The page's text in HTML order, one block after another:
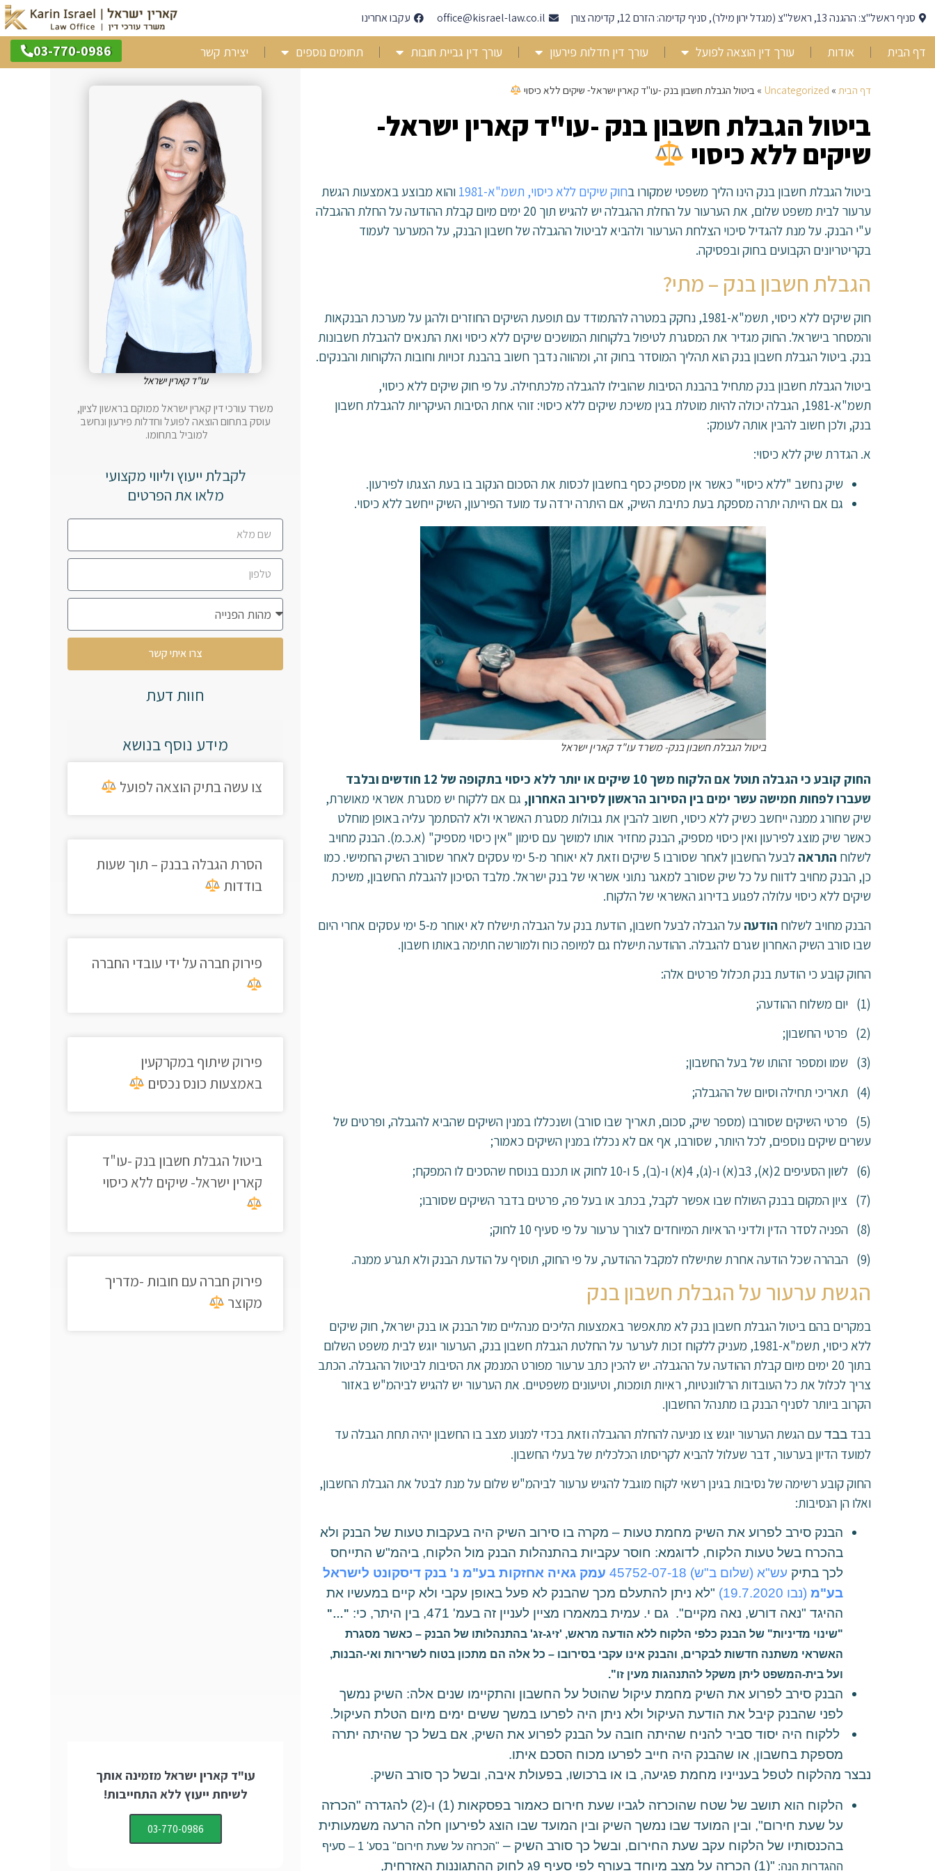
סניף ראשל"צ: ההגנה 13, ראשל"צ (מגדל ירון מילר), סניף קדימה: הזרם 12, קדימה צורן office@kisrael-law.co.il עקבו אחרינו
דף הבית אודות עורך דין הוצאה לפועל עורך דין חדלות פירעון עורך דין גביית חובות תחומים נוספים יצירת קשר 03-770-0986
דף הבית »
Uncategorized
» ביטול הגבלת חשבון בנק -עו"ד קארין ישראל- שיקים ללא כיסוי
ביטול הגבלת חשבון בנק -עו"ד קארין ישראל-
שיקים ללא כיסוי
ביטול הגבלת חשבון בנק הינו הליך משפטי שמקורו בחוק שיקים ללא כיסוי, תשמ"א-1981
והוא מבוצע באמצעות הגשת
ערעור לבית משפט שלום, את הערעור על החלת ההגבלה יש להגיש תוך 20 ימים מיום קבלת ההודעה על החלת ההגבלה
ע"י הבנק. על מנת להגדיל סיכוי הצלחת הערעור ולהביא לביטול ההגבלה של חשבון הבנק, על המערער לעמוד
בקריטריונים הקבועים בחוק ובפסיקה.
הגבלת חשבון בנק – מתי?
חוק שיקים ללא כיסוי, תשמ"א-1981, נחקק במטרה להתמודד עם תופעת השיקים החוזרים ולהגן על מערכת הבנקאות
והמסחר בישראל. החוק מגדיר את המסגרת לטיפול בלקוחות המושכים שיקים ללא כיסוי ואת התנאים להגבלת חשבונות
בנק. ביטול הגבלת חשבון בנק הוא תהליך המוסדר בחוק זה, ומהווה נדבך חשוב בהבנת זכויות וחובות הלקוחות והבנקים.
ביטול הגבלת חשבון בנק מתחיל בהבנת הסיבות שהובילו להגבלה מלכתחילה. על פי חוק שיקים ללא כיסוי,
תשמ"א-1981, הגבלה יכולה להיות מוטלת בגין משיכת שיקים ללא כיסוי: זוהי אחת הסיבות העיקריות להגבלת חשבון
בנק, ולכן חשוב להבין אותה לעומק:
א. הגדרת שיק ללא כיסוי:
שיק נחשב "ללא כיסוי" כאשר אין מספיק כסף בחשבון לכסות את הסכום הנקוב בו בעת הצגתו לפירעון.
גם אם הייתה יתרה מספקת בעת כתיבת השיק, אם היתרה ירדה עד מועד הפירעון, השיק ייחשב ללא כיסוי.
ביטול הגבלת חשבון בנק- משרד עו"ד קארין ישראל
החוק קובע כי הגבלה תוטל אם הלקוח משך 10 שיקים או יותר ללא כיסוי בתקופה של 12 חודשים ובלבד
שעברו לפחות חמישה עשר ימים בין הסירוב הראשון לסירוב האחרון, גם אם ללקוח יש מסגרת אשראי מאושרת,
שיק שחורג ממנה ייחשב כשיק ללא כיסוי, חשוב להבין את גבולות מסגרת האשראי ולא להסתמך עליה באופן מוחלט
כאשר שיק מוצג לפירעון ואין כיסוי מספיק, הבנק מחזיר אותו למושך עם סימון "אין כיסוי מספיק" (א.כ.מ). הבנק מחויב
לשלוח התראה
לבעל החשבון לאחר שסורבו 5 שיקים וזאת לא יאוחר מ-5 ימי עסקים לאחר שסורב השיק החמישי. כמו
כן, הבנק מחויב לדווח על כל שיק שסורב למאגר נתוני אשראי של בנק ישראל. מלבד הסיכון להגבלת החשבון, משיכת
שיקים ללא כיסוי עלולה לפגוע בדירוג האשראי של הלקוח.
הבנק מחויב לשלוח הודעה
על הגבלה לבעל חשבון, הודעת בנק על הגבלה תישלח לא יאוחר מ-5 ימי עסקים אחרי היום
שבו סורב השיק האחרון שגרם להגבלה. ההודעה תישלח גם למיופה כוח ולמורשה חתימה באותו חשבון.
החוק קובע כי הודעת בנק תכלול פרטים אלה:
(1) יום משלוח ההודעה;
(2) פרטי החשבון;
(3) שמו ומספר זהותו של בעל החשבון;
(4) תאריכי תחילה וסיום של ההגבלה;
(5) פרטי השיקים שסורבו (מספר שיק, סכום, תאריך שבו סורב) ושנכללו במנין השיקים שהביא להגבלה, ופרטים של
עשרים שיקים נוספים, לכל היותר, שסורבו, אף אם לא נכללו במנין השיקים כאמור;
(6) לשון הסעיפים 2(א), 3ב(א) ו-(ג), 4(א) ו-(ב), 5 ו-10 לחוק או תכנם בנוסח שהסכים לו המפקח;
(7) ציון המקום בבנק השולח שבו אפשר לקבל, בכתב או בעל פה, פרטים בדבר השיקים שסורבו;
(8) הפניה לסדר הדין ולדיני הראיות המיוחדים לצורך ערעור על פי סעיף 10 לחוק;
(9) הבהרה שכל הודעה אחרת שתישלח למקבל ההודעה, על פי החוק, תוסיף על הודעת הבנק ולא תגרע ממנה.
הגשת ערעור על הגבלת חשבון בנק
במקרים בהם ביטול הגבלת חשבון בנק לא מתאפשר באמצעות הליכים מנהליים מול הבנק או בנק ישראל, חוק שיקים
ללא כיסוי, תשמ"א-1981, מעניק ללקוח זכות לערער על החלטת הגבלת חשבון בנק, הערעור יוגש לבית משפט השלום
בתוך 20 ימים מיום קבלת ההודעה על ההגבלה. יש להכין כתב ערעור מפורט המנמק את הסיבות לביטול ההגבלה. הכתב
צריך לכלול את כל העובדות הרלוונטיות, ראיות תומכות, וטיעונים משפטיים. את הערעור יש להגיש לביהמ"ש באזור
הקרוב ביותר לסניף הבנק בו מתנהל החשבון.
בבד בבדעם הגשת הערעור יוגש צו מניעה להחלת ההגבלה וזאת בכדי למנוע מצב בו החשבון יהיה תחת הגבלה עד
למועד הדיון בערעור, דבר שעלול להביא לקריסתו הכלכלית של בעלי החשבון.
החוק קובע רשימה של נסיבות בגינן רשאי לקוח מוגבל להגיש ערעור לביהמ"ש שלום על מנת לבטל את הגבלת החשבון,
ואלו הן הנסיבות:
הבנק סירב לפרוע את השיק מחמת טעות – מקרה בו סירוב השיק היה בעקבות טעות של הבנק ולא
בהכרח בשל טעות הלקוח, לדוגמא: חוסר עקביות בהתנהלות הבנק מול הלקוח, ביהמ"ש התייחס
לכך בתיק עש"א (שלום ב"ש) 45752-07-18
עמק גאיה אחזקות בע"מ נ' בנק דיסקונט לישראל
בע"מ (נבו 19.7.2020)‏
‏ "לא ניתן להתעלם מכך שהבנק לא פעל באופן עקבי ולא קיים במעשיו את
ההיגד "נאה דורש, נאה מקיים". גם י. עמית במאמרו מציין לעניין זה בעמ' 471, בין היתר, כי:
"…
"
"שינוי מדיניות" של הבנק כלפי הלקוח ללא הודעה מראש, 'זיג-זג' בהתנהלותו של הבנק – כאשר מסגרת
האשראי משתנה חדשות לבקרים, והבנק אינו עקבי בסירובו – כל אלה הם מתכון בטוח לשרירות ואי-הבנות,
ועל בית-המשפט ליתן משקל להתנהגות מעין זו".
הבנק סירב לפרוע את השיק מחמת עיקול שהוטל על החשבון והתקיימו שנים אלה: השיק נמשך
לפני שהבנק קיבל את הודעת העיקול ולא ניתן היה לפרעו במשך ששים ימים מיום הטלת העיקול.
ללקוח היה יסוד סביר להניח שהיתה חובה על הבנק לפרוע את השיק, אם בשל כך שהיתה יתרה
מספקת בחשבון, או שהבנק היה חייב לפרעו מכוח הסכם איתו.
נבצר מהלקוח לטפל בענייניו מחמת פגיעה, בו או ברכושו, בפעולת איבה, ובשל כך סורב השיק.
הלקוח הוא תושב של שטח שהוכרזה לגביו שעת חירום כאמור בפסקאות (1) ו-(2) להגדרה "הכרזה
על שעת חירום", ובין המועד שבו נמשך השיק ובין המועד שבו הוצג לפירעון חלה הרעה משמעותית
בהכנסותיו של הלקוח עקב שעת החירום, ובשל כך סורב השיק –
"הכרזה על שעת חירום" בסע' 1 – סעיף
ההגדרות הנה:
"(1) הכרזה על מצב מיוחד בעורף לפי סעיף 9ג לחוק ההתגוננות האזרחית,
עו"ד קארין ישראל
משרד עורכי דין קארין ישראל ממוקם בראשון לציון,
עוסק בתחום הוצאה לפועל וחדלות פירעון ונחשב
למוביל בתחומו.
לקבלת ייעוץ וליווי מקצועי
מלאו את הפרטים
צרו איתי קשר
חוות דעת
מידע נוסף בנושא
צו עשה בתיק הוצאה לפועל
הסרת הגבלה בבנק – תוך שעות
בודדות
פירוק חברה על ידי עובדי החברה
פירוק שיתוף במקרקעין
באמצעות כונס נכסים
ביטול הגבלת חשבון בנק -עו"ד
קארין ישראל- שיקים ללא כיסוי
פירוק חברה עם חובות -מדריך
מקוצר
עו"ד קארין ישראל מזמינה אותך
לשיחת ייעוץ ללא התחייבות!
03-770-0986